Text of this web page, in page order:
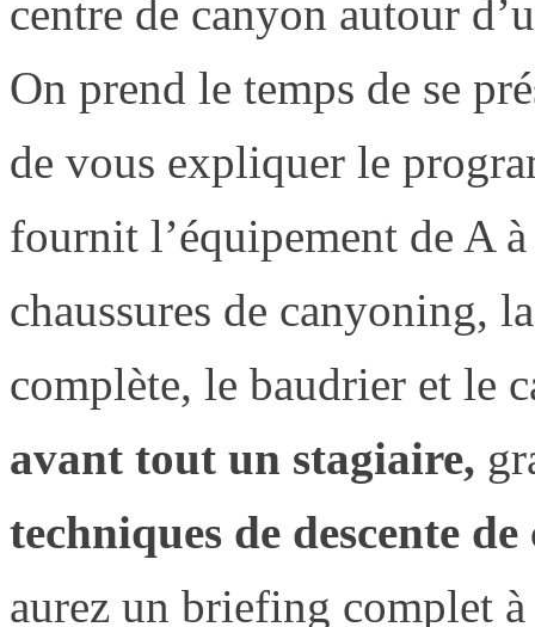
centre de canyon autour
On prend le temps de se
de vous expliquer le
fournit l’équipement de A
chaussures de canyoning,
complète, le baudrier et le
avant tout un stagiaire,
techniques de descente
aurez un briefing complet